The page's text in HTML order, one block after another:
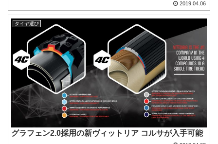
2019.04.06
タイヤ選び
グラフェン2.0採用の新ヴィットリア コルサが入手可能